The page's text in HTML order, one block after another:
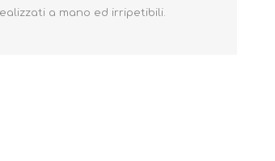
a mano ed irripetibili.